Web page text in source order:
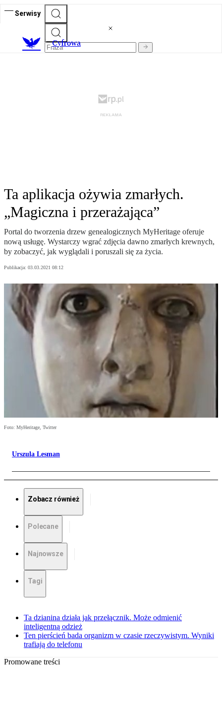
Serwisy
Cyfrowa
Ta aplikacja ożywia zmarłych.
„Magiczna i przerażająca”
Portal do tworzenia drzew genealogicznych MyHeritage oferuje
nową usługę. Wystarczy wgrać zdjęcia dawno zmarłych krewnych,
by zobaczyć, jak wyglądali i poruszali się za życia.
Publikacja: 03.03.2021 08:12
Foto: MyHeritage, Twitter
Urszula Lesman
Zobacz również
Polecane
Najnowsze
Tagi
Ta dzianina działa jak przełącznik. Może odmienić
inteligentną odzież
Ten pierścień bada organizm w czasie rzeczywistym. Wyniki
trafiają do telefonu
Promowane treści